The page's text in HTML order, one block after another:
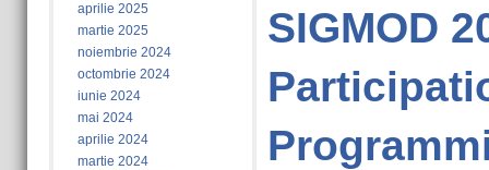
aprilie 2025
martie 2025
noiembrie 2024
octombrie 2024
iunie 2024
mai 2024
aprilie 2024
martie 2024
SIGMOD